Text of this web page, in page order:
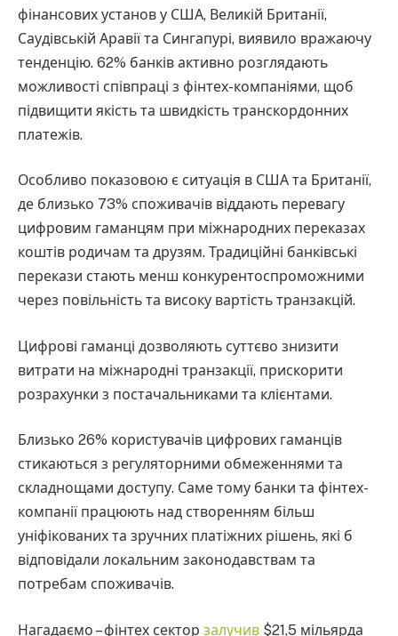
фінансових установ у США, Великій Британії,
Саудівській Аравії та Сингапурі, виявило вражаючу
тенденцію. 62% банків активно розглядають
можливості співпраці з фінтех-компаніями, щоб
підвищити якість та швидкість транскордонних
платежів.
Особливо показовою є ситуація в США та Британії,
де близько 73% споживачів віддають перевагу
цифровим гаманцям при міжнародних переказах
коштів родичам та друзям. Традиційні банківські
перекази стають менш конкурентоспроможними
через повільність та високу вартість транзакцій.
Цифрові гаманці дозволяють суттєво знизити
витрати на міжнародні транзакції, прискорити
розрахунки з постачальниками та клієнтами.
Близько 26% користувачів цифрових гаманців
стикаються з регуляторними обмеженнями та
складнощами доступу. Саме тому банки та фінтех-
компанії працюють над створенням більш
уніфікованих та зручних платіжних рішень, які б
відповідали локальним законодавствам та
потребам споживачів.
Нагадаємо – фінтех сектор залучив $21,5 мільярда